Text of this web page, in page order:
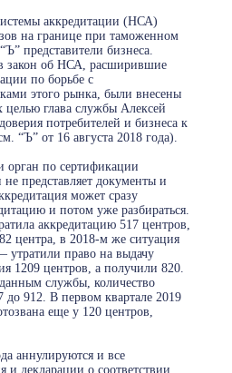
аккредитации (НСА)
на границе при таможенном
представители бизнеса.
закон об НСА, расширившие
по борьбе с
этого рынка, были внесены
глава службы Алексей
потребителей и бизнеса к
“Ъ” от 16 августа 2018 года).
по сертификации
не представляет документы и
может сразу
и потом уже разбираться.
аккредитацию 517 центров,
центра, в 2018-м же ситуация
утратили право на выдачу
1209 центров, а получили 820.
службы, количество
до 912. В первом квартале 2019
еще у 120 центров,
аннулируются и все
и декларации о соответствии,